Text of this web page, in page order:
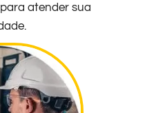
atender sua